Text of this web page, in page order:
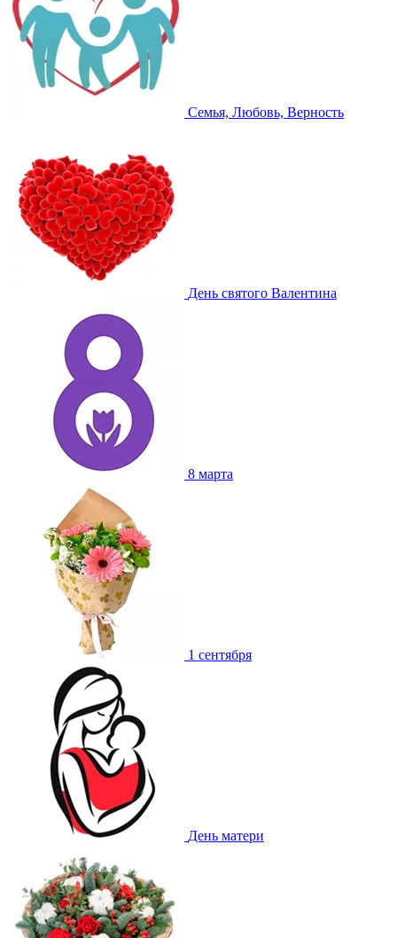
Семья, Любовь, Верность
День святого Валентина
8 марта
1 сентября
День матери